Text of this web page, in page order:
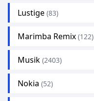
Lustige (83)
Marimba Remix (122)
Musik (2403)
Nokia (52)